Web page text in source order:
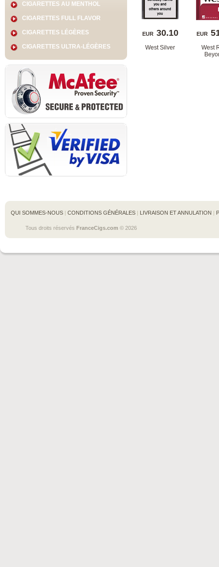
CIGARETTES AU MENTHOL
CIGARETTES FULL FLAVOR
CIGARETTES LÉGÈRES
CIGARETTES ULTRA-LÉGÈRES
EUR 30.10
West Silver
EUR
West
QUI SOMMES-NOUS | CONDITIONS GÉNÉRALES | LIVRAISON ET ANNULATION |
Tous droits réservés FranceCigs.com © 2026